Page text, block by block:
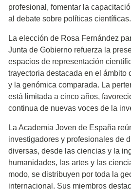
profesional, fomentar la
al debate sobre políticas científicas.
La elección de Rosa Fernández
Junta de Gobierno refuerza la
espacios de representación
trayectoria destacada en el ámbito
y la genómica comparada. La
está limitada a cinco años,
continua de nuevas voces de la
La Academia Joven de España
investigadores y profesionales de
diversas, desde las ciencias y la
humanidades, las artes y las
modo, se distribuyen por toda la
internacional. Sus miembros